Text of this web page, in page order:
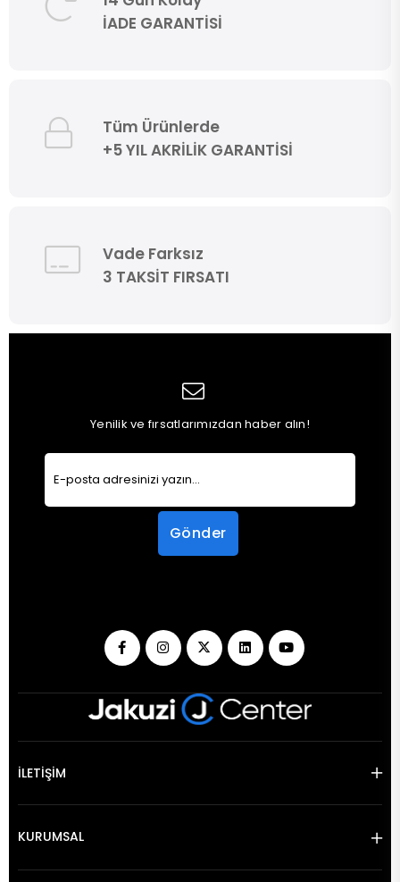
İADE GARANTİSİ
Tüm Ürünlerde
+5 YIL AKRİLİK GARANTİSİ
Vade Farksız
3 TAKSİT FIRSATI
Yenilik ve fırsatlarımızdan haber alın!
Gönder
İLETİŞİM
KURUMSAL